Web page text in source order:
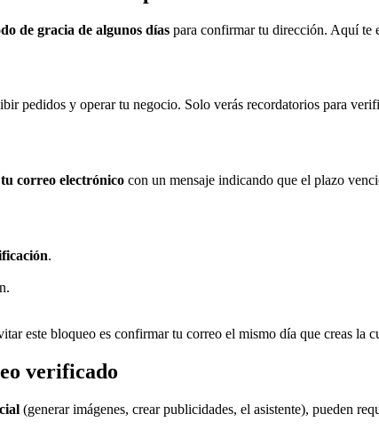
de gracia de algunos días para confirmar tu dirección. Aquí te
pedidos y operar tu negocio. Solo verás recordatorios para
correo electrónico con un mensaje indicando que el plazo
.
este bloqueo es confirmar tu correo el mismo día que creas la
verificado
(generar imágenes, crear publicidades, el asistente), pueden